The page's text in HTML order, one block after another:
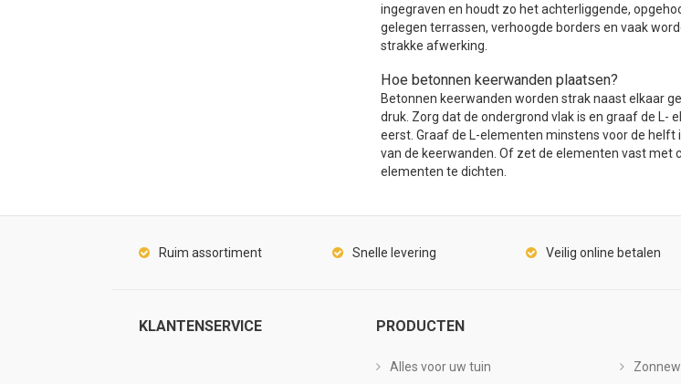
ingegraven en houdt zo het achterliggende,
gelegen terrassen, verhoogde borders en vaak
strakke afwerking.
Hoe betonnen keerwanden plaatsen?
Betonnen keerwanden worden strak naast elkaar
druk. Zorg dat de ondergrond vlak is en graaf de L-
eerst. Graaf de L-elementen minstens voor de
van de keerwanden. Of zet de elementen vast met
elementen te dichten.
Ruim assortiment Snelle levering Veilig online betalen
KLANTENSERVICE PRODUCTEN
Alles voor uw tuin